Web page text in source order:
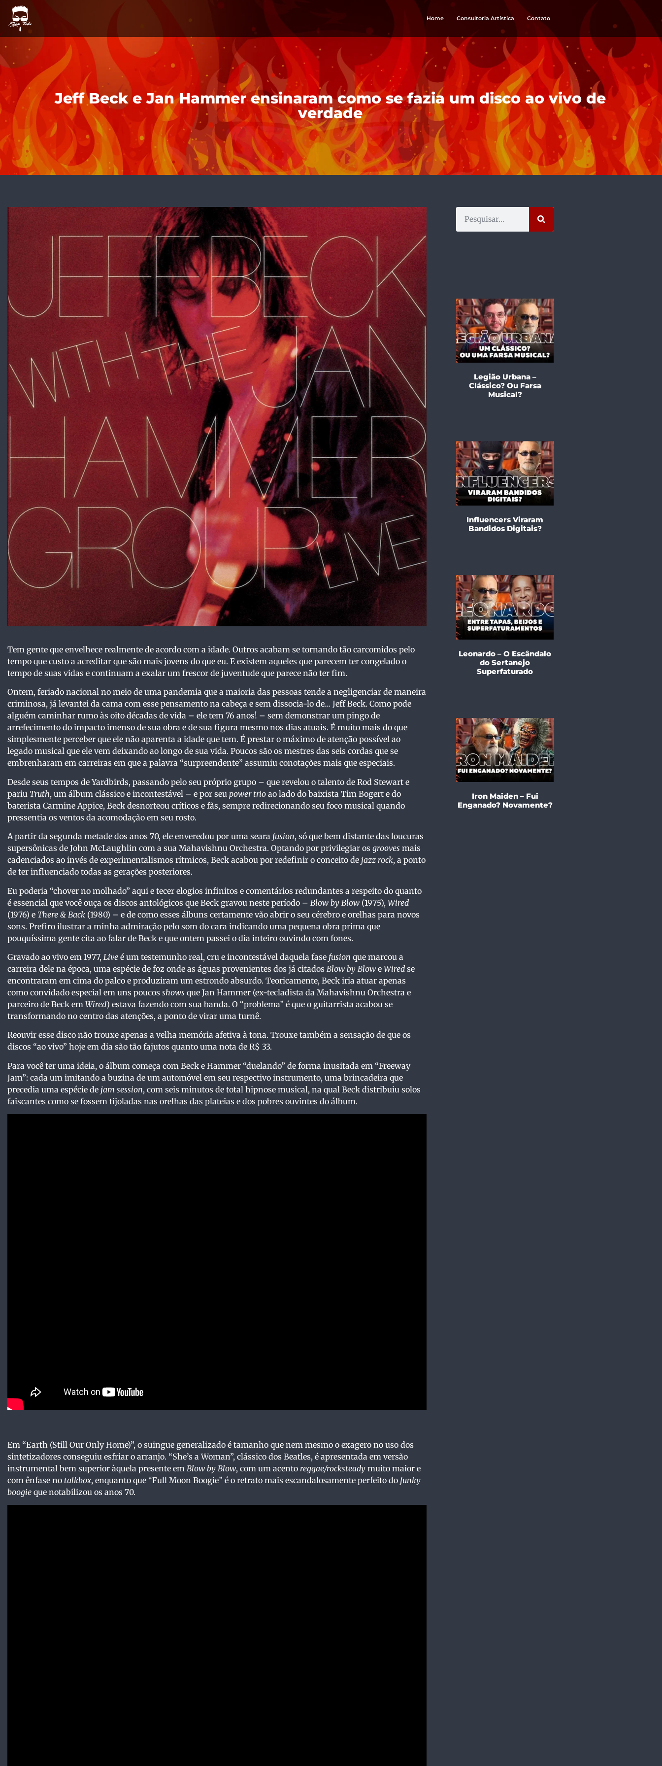
Home Consultoria Artística Contato
Jeff Beck e Jan Hammer ensinaram como se fazia um disco ao vivo de
verdade
Tem gente que envelhece realmente de acordo com a idade. Outros acabam se tornando tão carcomidos pelo
tempo que custo a acreditar que são mais jovens do que eu. E existem aqueles que parecem ter congelado o
tempo de suas vidas e continuam a exalar um frescor de juventude que parece não ter fim.
Ontem, feriado nacional no meio de uma pandemia que a maioria das pessoas tende a negligenciar de maneira
criminosa, já levantei da cama com esse pensamento na cabeça e sem dissocia-lo de… Jeff Beck. Como pode
alguém caminhar rumo às oito décadas de vida – ele tem 76 anos! – sem demonstrar um pingo de
arrefecimento do impacto imenso de sua obra e de sua figura mesmo nos dias atuais. É muito mais do que
simplesmente perceber que ele não aparenta a idade que tem. É prestar o máximo de atenção possível ao
legado musical que ele vem deixando ao longo de sua vida. Poucos são os mestres das seis cordas que se
embrenharam em carreiras em que a palavra “surpreendente” assumiu conotações mais que especiais.
Desde seus tempos de Yardbirds, passando pelo seu próprio grupo – que revelou o talento de Rod Stewart e
pariu Truth, um álbum clássico e incontestável – e por seu power trio ao lado do baixista Tim Bogert e do
baterista Carmine Appice, Beck desnorteou críticos e fãs, sempre redirecionando seu foco musical quando
pressentia os ventos da acomodação em seu rosto.
A partir da segunda metade dos anos 70, ele enveredou por uma seara fusion, só que bem distante das loucuras
supersônicas de John McLaughlin com a sua Mahavishnu Orchestra. Optando por privilegiar os grooves mais
cadenciados ao invés de experimentalismos rítmicos, Beck acabou por redefinir o conceito de jazz rock, a ponto
de ter influenciado todas as gerações posteriores.
Eu poderia “chover no molhado” aqui e tecer elogios infinitos e comentários redundantes a respeito do quanto
é essencial que você ouça os discos antológicos que Beck gravou neste período – Blow by Blow (1975), Wired
(1976) e There & Back (1980) – e de como esses álbuns certamente vão abrir o seu cérebro e orelhas para novos
sons. Prefiro ilustrar a minha admiração pelo som do cara indicando uma pequena obra prima que
pouquíssima gente cita ao falar de Beck e que ontem passei o dia inteiro ouvindo com fones.
Gravado ao vivo em 1977, Live é um testemunho real, cru e incontestável daquela fase fusion que marcou a
carreira dele na época, uma espécie de foz onde as águas provenientes dos já citados Blow by Blow e Wired se
encontraram em cima do palco e produziram um estrondo absurdo. Teoricamente, Beck iria atuar apenas
como convidado especial em uns poucos shows que Jan Hammer (ex-tecladista da Mahavishnu Orchestra e
parceiro de Beck em Wired) estava fazendo com sua banda. O “problema” é que o guitarrista acabou se
transformando no centro das atenções, a ponto de virar uma turnê.
Reouvir esse disco não trouxe apenas a velha memória afetiva à tona. Trouxe também a sensação de que os
discos “ao vivo” hoje em dia são tão fajutos quanto uma nota de R$ 33.
Para você ter uma ideia, o álbum começa com Beck e Hammer “duelando” de forma inusitada em “Freeway
Jam”: cada um imitando a buzina de um automóvel em seu respectivo instrumento, uma brincadeira que
precedia uma espécie de jam session, com seis minutos de total hipnose musical, na qual Beck distribuiu solos
faiscantes como se fossem tijoladas nas orelhas das plateias e dos pobres ouvintes do álbum.
Em “Earth (Still Our Only Home)”, o suingue generalizado é tamanho que nem mesmo o exagero no uso dos
sintetizadores conseguiu esfriar o arranjo. “She’s a Woman”, clássico dos Beatles, é apresentada em versão
instrumental bem superior àquela presente em Blow by Blow, com um acento reggae/rocksteady muito maior e
com ênfase no talkbox, enquanto que “Full Moon Boogie” é o retrato mais escandalosamente perfeito do funky
boogie que notabilizou os anos 70.
Legião Urbana –
Clássico? Ou Farsa
Musical?
Influencers Viraram
Bandidos Digitais?
Leonardo – O Escândalo
do Sertanejo
Superfaturado
Iron Maiden – Fui
Enganado? Novamente?